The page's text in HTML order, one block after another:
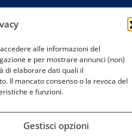
alle informazioni del
e per mostrare annunci (non)
di elaborare dati quali il
Il mancato consenso o la revoca del
e funzioni.
Gestisci opzioni